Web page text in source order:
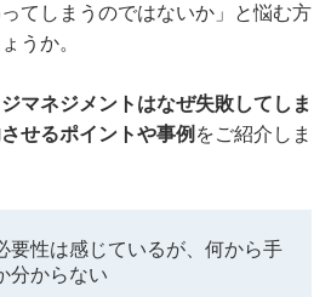
てしまうのではないか」と悩む方
うか。
マネジメントはなぜ失敗してしま
せるポイントや事例 をご紹介しま
要性は感じているが、何から手
分からない